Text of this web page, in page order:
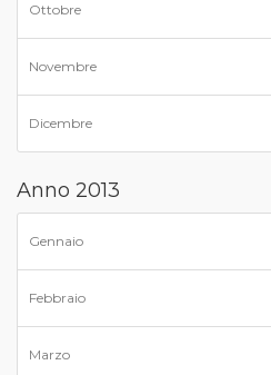
Ottobre
Novembre
Dicembre
Anno 2013
Gennaio
Febbraio
Marzo